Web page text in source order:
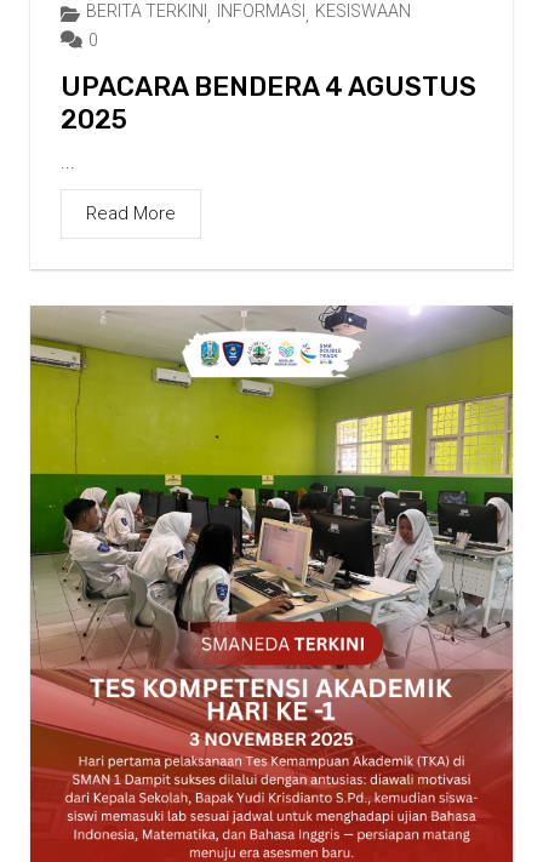
BERITA TERKINI
INFORMASI
KESISWAAN
0
UPACARA BENDERA 4 AGUSTUS
2025
...
Read More